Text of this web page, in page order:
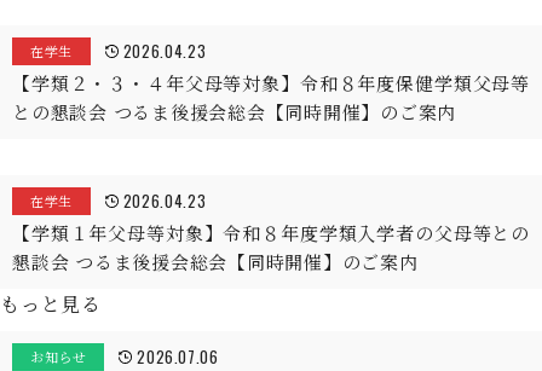
在学生 2026.04.23
【学類２・３・４年父母等対象】令和８年度保健学類父母等
との懇談会 つるま後援会総会【同時開催】のご案内
在学生 2026.04.23
【学類１年父母等対象】令和８年度学類入学者の父母等との
懇談会 つるま後援会総会【同時開催】のご案内
もっと見る
お知らせ 2026.07.06